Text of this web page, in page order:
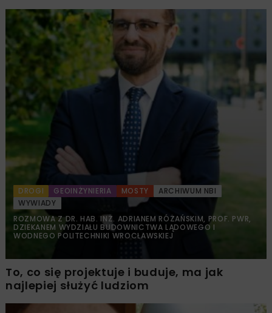
DROGI GEOINŻYNIERIA MOSTY
ARCHIWUM NBI
WYWIADY
ROZMOWA Z DR. HAB. INŻ. ADRIANEM RÓŻAŃSKIM, PROF. PWR,
DZIEKANEM WYDZIAŁU BUDOWNICTWA LĄDOWEGO I
WODNEGO POLITECHNIKI WROCŁAWSKIEJ
To, co się projektuje i buduje, ma jak
najlepiej służyć ludziom